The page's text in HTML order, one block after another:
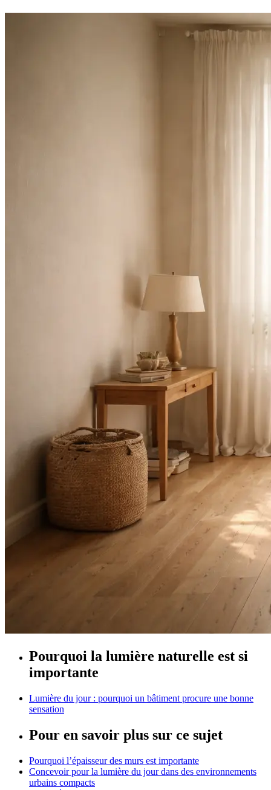
Pourquoi la lumière naturelle est si
importante
Lumière du jour : pourquoi un bâtiment procure une bonne
sensation
Pour en savoir plus sur ce sujet
Pourquoi l’épaisseur des murs est importante
Concevoir pour la lumière du jour dans des environnements
urbains compacts